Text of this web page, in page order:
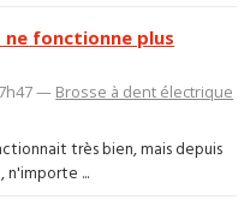
fonctionne plus
— Brosse à dent électrique
très bien, mais depuis
n'importe ...